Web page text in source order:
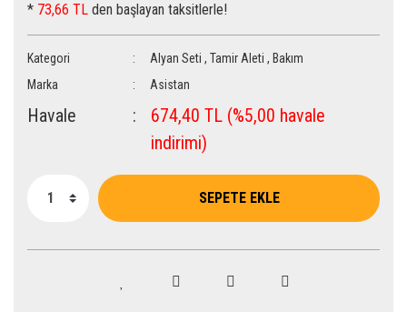
* 73,66 TL den başlayan taksitlerle!
Kategori Alyan Seti ,Tamir Aleti , Bakım
Marka
Asistan
Havale
674,40 TL (%5,00 havale
indirimi)
SEPETE EKLE